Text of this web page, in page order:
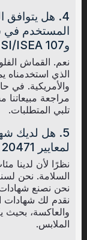
4. هل
وANSI/ISEA 107؟
نعم. القماش
الذي استخدمناه
والأمريكية. في
مراجعة مبيعاتنا
تلبي المتطلبات.
5. هل لديك
لمعايير EN 20471 أو ANSI/ISEA 107؟
نظرًا لأن لدينا
السلامة. نحن
نحن نصنع
نقدم لك شهادات
والعاكسة، بحيث
الملابس.